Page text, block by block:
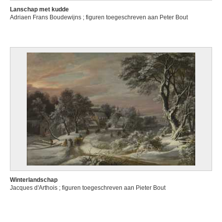
Lanschap met kudde
Adriaen Frans Boudewijns ; figuren toegeschreven aan Peter Bout
Winterlandschap
Jacques d'Arthois ; figuren toegeschreven aan Pieter Bout